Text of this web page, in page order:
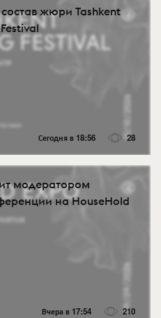
жюри Tashkent
Сегодня в 18:56 28
модератором
на HouseHold
Вчера в 17:54 210